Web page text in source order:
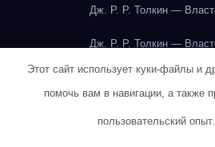
Дж. Р. Р. Толкин —
Дж. Р. Р. Толкин —
Дж. Р. Р. Толкин —
Дж. Р. Р. Толкин —
Этот сайт использует куки-файлы и
помочь вам в навигации, а также
пользовательский опыт.